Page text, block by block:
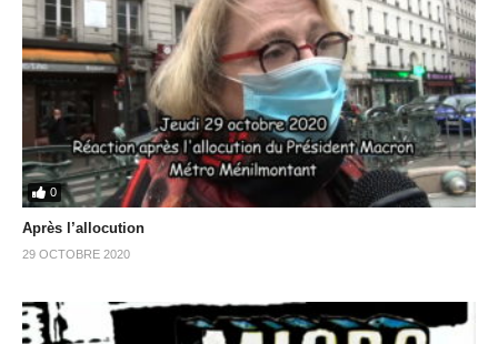
0
Après l’allocution
29 OCTOBRE 2020